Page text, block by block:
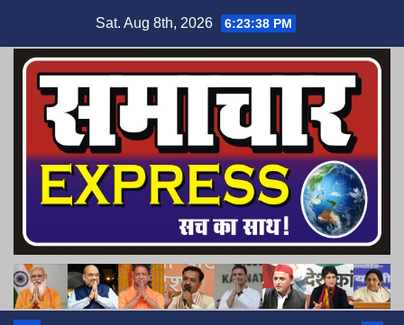
content
Sat. Aug 8th, 2026 6:23:39 PM